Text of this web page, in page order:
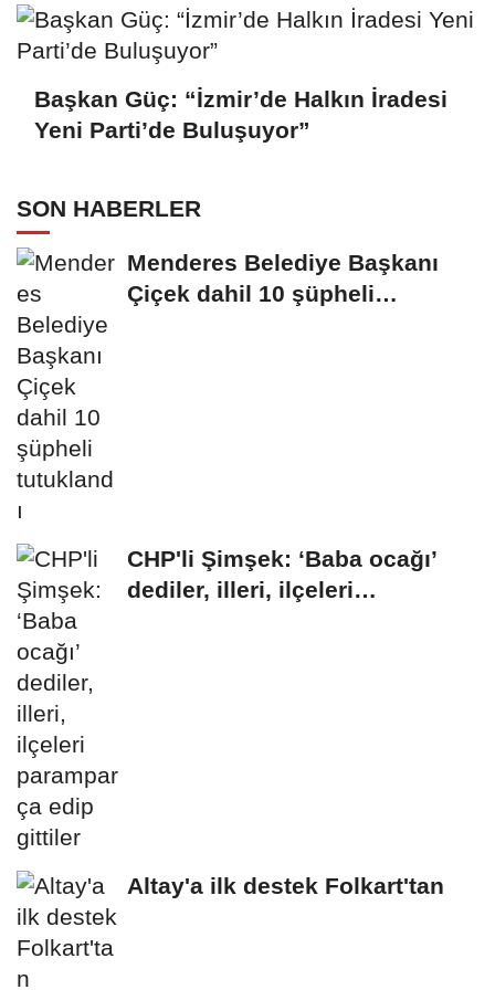
Başkan Güç: “İzmir’de Halkın İradesi
Yeni Parti’de Buluşuyor”
SON HABERLER
Menderes Belediye Başkanı
Çiçek dahil 10 şüpheli
CHP'li Şimşek: ‘Baba ocağı’
dediler, illeri, ilçeleri
Altay'a ilk destek Folkart'tan